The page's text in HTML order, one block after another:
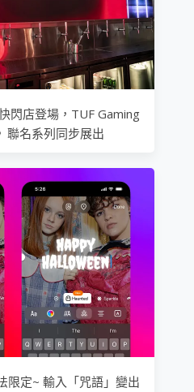
閃店登場，TUF Gaming
聯名系列同步展出
限定~ 輸入「咒語」變出